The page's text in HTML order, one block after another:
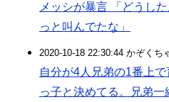
メッシが暴言 「どうし
っと叫んでたな」
2020-10-18 22:30:44 かぞくち
自分が4人兄弟の1番上
っ子と決めてる。兄弟